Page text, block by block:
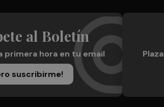
al Boletín
primera hora en tu email
suscribirme!